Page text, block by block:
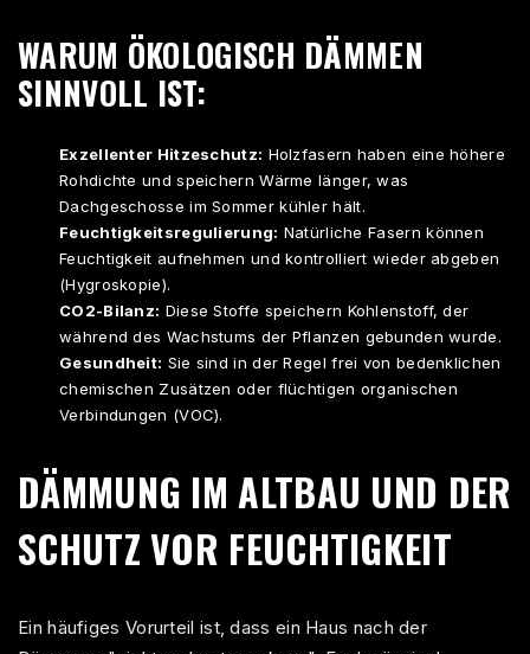
WARUM ÖKOLOGISCH DÄMMEN
SINNVOLL IST:
Exzellenter Hitzeschutz: Holzfasern haben eine höhere
Rohdichte und speichern Wärme länger, was
Dachgeschosse im Sommer kühler hält.
Feuchtigkeitsregulierung: Natürliche Fasern können
Feuchtigkeit aufnehmen und kontrolliert wieder abgeben
(Hygroskopie).
CO2-Bilanz: Diese Stoffe speichern Kohlenstoff, der
während des Wachstums der Pflanzen gebunden wurde.
Gesundheit: Sie sind in der Regel frei von bedenklichen
chemischen Zusätzen oder flüchtigen organischen
Verbindungen (VOC).
DÄMMUNG IM ALTBAU UND DER
SCHUTZ VOR FEUCHTIGKEIT
Ein häufiges Vorurteil ist, dass ein Haus nach der